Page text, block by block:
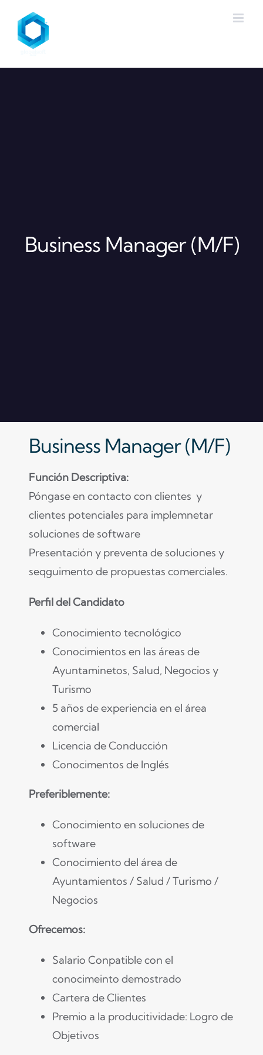
content
Business Manager (M/F)
Business Manager (M/F)
Función Descriptiva:
Póngase en contacto con clientes y
clientes potenciales para implemnetar
soluciones de software
Presentación y preventa de soluciones y
seqguimento de propuestas comerciales.
Perfil del Candidato
Conocimiento tecnológico
Conocimientos en las áreas de
Ayuntaminetos, Salud, Negocios y
Turismo
5 años de experiencia en el área
comercial
Licencia de Conducción
Conocimentos de Inglés
Preferiblemente:
Conocimiento en soluciones de
software
Conocimiento del área de
Ayuntamientos / Salud / Turismo /
Negocios
Ofrecemos:
Salario Conpatible con el
conocimeinto demostrado
Cartera de Clientes
Premio a la producitividade: Logro de
Objetivos